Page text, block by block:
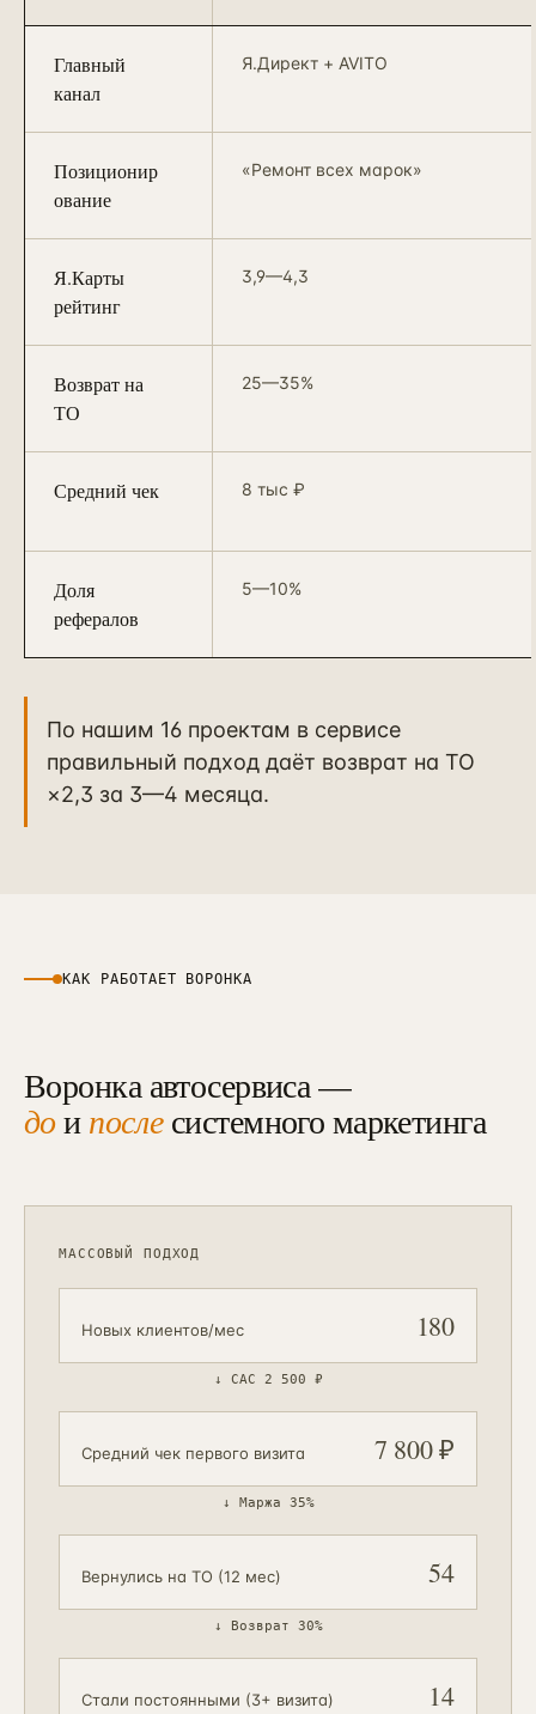
Главный
канал
Я.Директ + AVITO
Позиционир
ование
«Ремонт всех марок»
Я.Карты
рейтинг
3,9—4,3
Возврат на
ТО
25—35%
Средний чек 8 тыс ₽
Доля
рефералов
5—10%
По нашим 16 проектам в сервисе
правильный подход даёт возврат на ТО
×2,3 за 3—4 месяца.
КАК РАБОТАЕТ ВОРОНКА
Воронка автосервиса —
доипослесистемного маркетинга
МАССОВЫЙ ПОДХОД
Новых клиентов/мес 180
↓ CAC 2 500 ₽
Средний чек первого визита 7 800 ₽
↓ Маржа 35%
Вернулись на ТО (12 мес) 54
↓ Возврат 30%
Стали постоянными (3+ визита) 14